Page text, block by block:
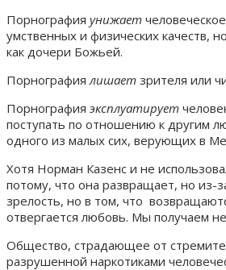
Порнография унижает
умственных и физических качеств,
как дочери Божьей.
Порнография лишает зрителя или
Порнография эксплуатирует
поступать по отношению к другим
одного из малых сих, верующих в
Хотя Норман Казенс и не
потому, что она развращает, но из-
зрелость, но в том, что
отвергается любовь. Мы получаем
Общество, страдающее от
разрушенной наркотиками